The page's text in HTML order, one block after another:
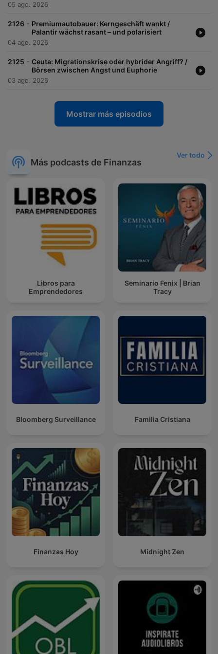
05 ago. 2026
2126 - Premiumautobauer: Kerngeschäft wankt /
Palantir wächst rasant – und polarisiert
04 ago. 2026
2125 - Ceuta: Migrationskrise oder hybrider Angriff? /
Börsen zwischen Angst und Euphorie
03 ago. 2026
Mostrar más episodios
Más podcasts de Finanzas
Ver todo
Libros para
Emprendedores
Seminario Fenix | Brian
Tracy
Bloomberg Surveillance Familia Cristiana
Finanzas Hoy Midnight Zen